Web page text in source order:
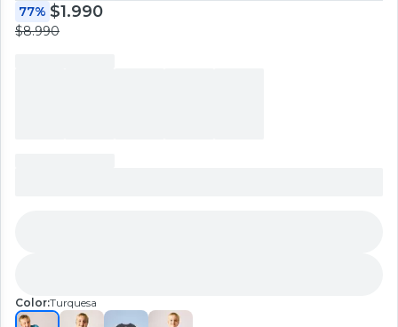
77% $1.990
$8.990
Color:Turquesa